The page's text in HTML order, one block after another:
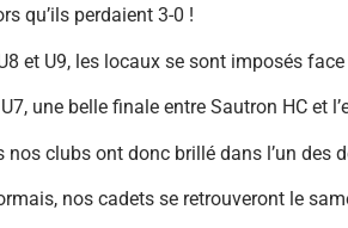
qu’ils perdaient 3-0 !
et U9, les locaux se sont imposés
U7, une belle finale entre Sautron HC et
nos clubs ont donc brillé dans l’un des
nos cadets se retrouveront le